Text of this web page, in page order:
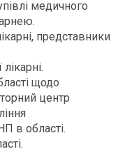
медичного
представники
щодо
центр
в області.